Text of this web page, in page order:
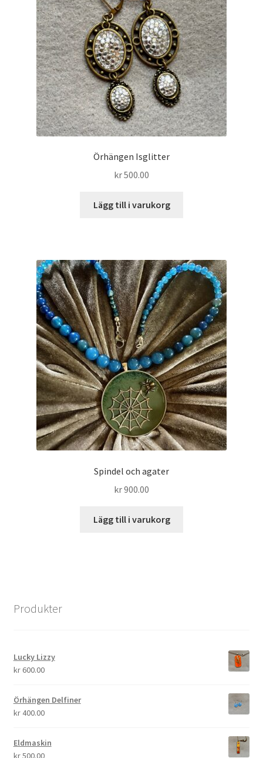
Örhängen Isglitter
kr500.00
Lägg till i varukorg
Spindel och agater
kr900.00
Lägg till i varukorg
Produkter
Lucky Lizzy
kr600.00
Örhängen Delfiner
kr400.00
Eldmaskin
kr500.00